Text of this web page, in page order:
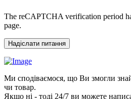
The reCAPTCHA verification period
page.
Ми сподіваємося, що Ви змогли
чи товар.
Якщо ні - тоді 24/7 ви можете